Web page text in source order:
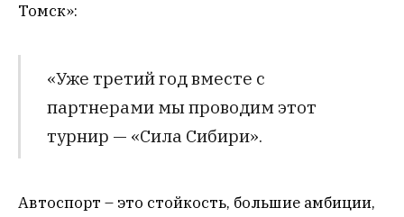
Томск»:
«Уже третий год вместе с
партнерами мы проводим этот
турнир — «Сила Сибири».
Автоспорт – это стойкость, большие амбиции,